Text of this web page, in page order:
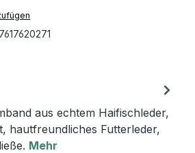
aus echtem Haifischleder,
hautfreundliches Futterleder,
Mehr